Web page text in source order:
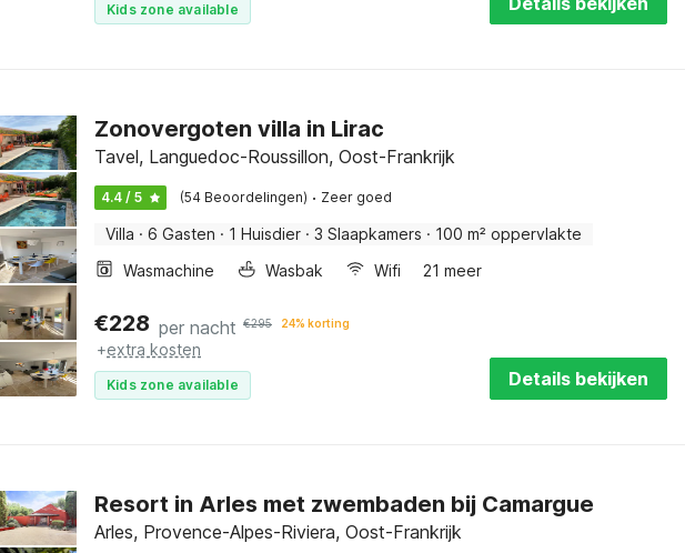
Kids zone available
Zonovergoten villa in Lirac
Tavel, Languedoc-Roussillon, Oost-Frankrijk
4.4 / 5 (54 Beoordelingen) · Zeer goed
Villa · 6 Gasten · 1 Huisdier · 3 Slaapkamers · 100 m² oppervlakte
Wasmachine
Wasbak Wifi 21 meer
€228 per nacht €295 24% korting
+extra kosten
Kids zone available Details bekijken
Resort in Arles met zwembaden bij Camargue
Arles, Provence-Alpes-Riviera, Oost-Frankrijk